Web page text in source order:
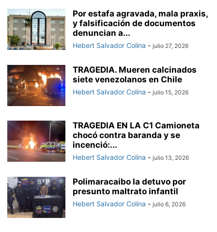
Por estafa agravada, mala praxis,
y falsificación de documentos
denuncian a...
Hebert Salvador Colina - julio 27, 2026
TRAGEDIA. Mueren calcinados
siete venezolanos en Chile
Hebert Salvador Colina - julio 15, 2026
TRAGEDIA EN LA C1 Camioneta
chocó contra baranda y se
incenció:...
Hebert Salvador Colina - julio 13, 2026
Polimaracaibo la detuvo por
presunto maltrato infantil
Hebert Salvador Colina - julio 6, 2026